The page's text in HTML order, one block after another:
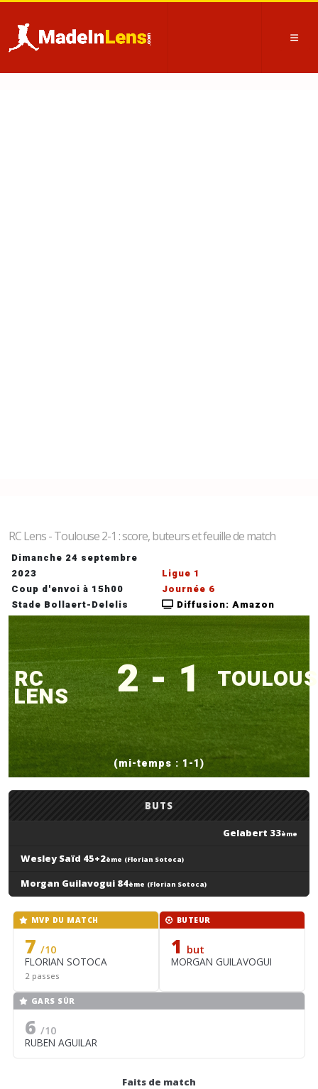
RC Lens - Toulouse 2-1 : score, buteurs et feuille de match
Dimanche 24 septembre
2023
Coup d'envoi à 15h00
Stade Bollaert-Delelis
Ligue 1
Journée 6
Diffusion: Amazon
RC
LENS 2 - 1
(mi-temps : 1-1)
BUTS
Gelabert 33ème
Wesley Saïd 45+2ème (Florian Sotoca)
Morgan Guilavogui 84ème (Florian Sotoca)
MVP DU MATCH
7 /10
FLORIAN SOTOCA
2 passes
BUTEUR
1 but
MORGAN GUILAVOGUI
GARS SÛR
6 /10
RUBEN AGUILAR
Faits de match